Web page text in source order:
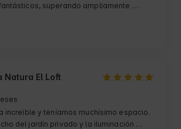
superando ampliamente
la casa tiene todo lo necesario,
etc.
de Pili… super amable, nos dio
tanto al entrar como al salir de la
Natura El Loft
increíble y teníamos muchísimo espacio.
del jardín privado y la iluminación